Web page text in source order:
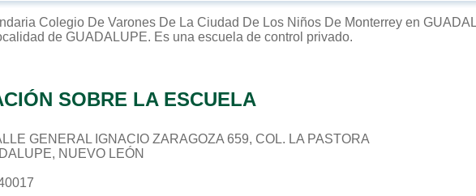
Colegio De Varones De La Ciudad De Los Niños De Monterrey en
de GUADALUPE. Es una escuela de control privado.
SOBRE LA ESCUELA
GENERAL IGNACIO ZARAGOZA 659, COL. LA PASTORA
NUEVO LEÓN